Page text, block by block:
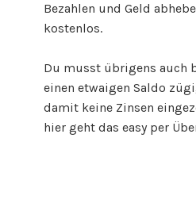
Bezahlen und Geld
kostenlos.
Du musst übrigens auch
einen etwaigen Saldo
damit keine Zinsen
hier geht das easy per